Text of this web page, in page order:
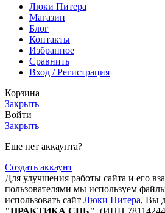
Люки Питера
Магазин
Блог
Контакты
Избранное
Сравнить
Вход / Регистрация
Корзина
Закрыть
Войти
Закрыть
Еще нет аккаунта?
Создать аккаунт
Для улучшения работы сайта и его
пользователями мы используем
использовать сайт Люки Питера, Вы
"ПРАКТИКА СПБ" (ИНН